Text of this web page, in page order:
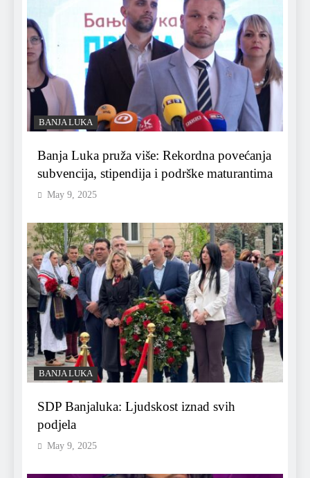
BANJA LUKA
Banja Luka pruža više: Rekordna povećanja
subvencija, stipendija i podrške maturantima
May 9, 2025
BANJA LUKA
SDP Banjaluka: Ljudskost iznad svih
podjela
May 9, 2025